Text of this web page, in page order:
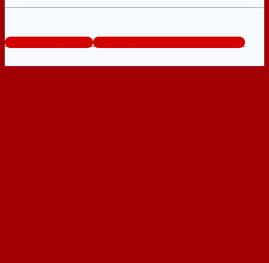
www.bancuathep.com Tổng đài tư vấn miễn phí: 0824.400.400